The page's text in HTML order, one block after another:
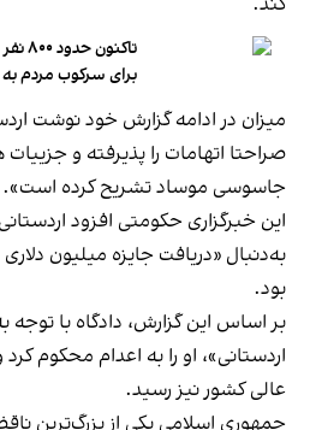
برای سرکوب مردم به
میزان در ادامه گزارش خود نوشت
صراحتا اتهامات را پذیرفته و
جاسوسی موساد تشریح کرده است».
این خبرگزاری حکومتی افزود
به‌دنبال «دریافت جایزه میلیون
بود.
بر اساس این گزارش، دادگاه با توجه
اردستانی»، او را به اعدام محکوم
عالی کشور نیز رسید.
جمهوری اسلامی یکی از بزرگ‌ترین